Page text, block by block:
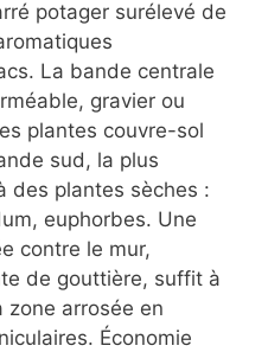
potager surélevé de
La bande centrale
gravier ou
plantes couvre-sol
sud, la plus
des plantes sèches :
euphorbes. Une
contre le mur,
de gouttière, suffit à
zone arrosée en
Économie